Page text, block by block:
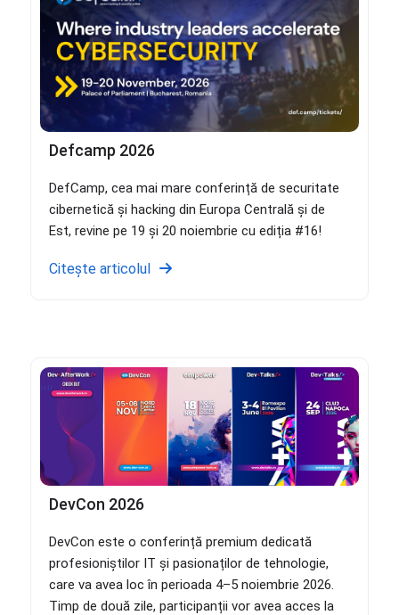
Defcamp 2026
DefCamp, cea mai mare conferință de securitate
cibernetică și hacking din Europa Centrală și de
Est, revine pe 19 și 20 noiembrie cu ediția #16!
Citește articolul
DevCon 2026
DevCon este o conferință premium dedicată
profesioniștilor IT și pasionaților de tehnologie,
care va avea loc în perioada 4–5 noiembrie 2026.
Timp de două zile, participanții vor avea acces la